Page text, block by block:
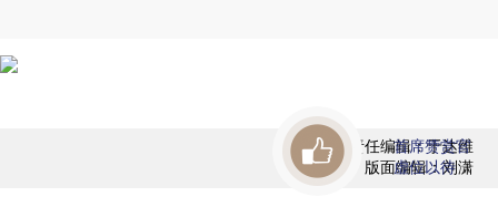
责任编辑：于达维
版面编辑：刘潇
首席赞赏官
虚位以待